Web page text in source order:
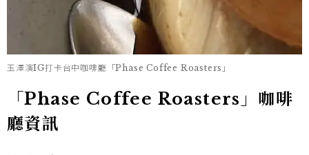
玉澤演IG打卡台中咖啡廳「Phase Coffee Roasters」
「Phase Coffee Roasters」咖啡
廳資訊